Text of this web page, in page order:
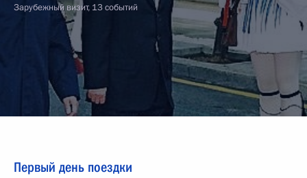
Зарубежный визит, 13 событий
Первый день поездки